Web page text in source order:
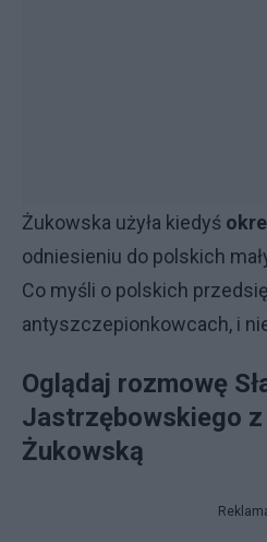
Żukowska użyła kiedyś
odniesieniu do polskich
Co myśli o polskich
antyszczepionkowcach, i
Oglądaj rozmowę
Jastrzębowskiego z
Żukowską